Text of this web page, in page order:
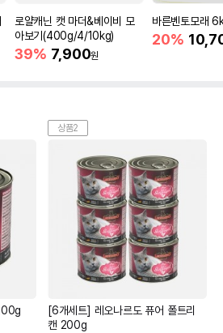
로얄캐닌 캣 마더&베이비 모
아보기(400g/4/10kg)
39% 7,900원
바른벤토모래
20%
상품2
[6개세트] 레오나르도 퓨어 폴트리
캔 200g